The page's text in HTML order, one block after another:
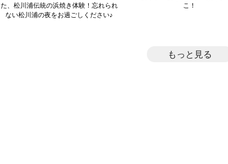
た、松川浦伝統の浜焼き体験！忘れられ
ない松川浦の夜をお過ごしください♪
こ！
もっと見る